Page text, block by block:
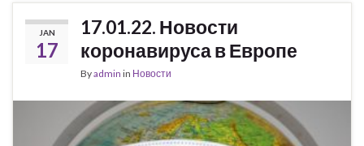
JAN
17
17.01.22. Новости
коронавируса в Европе
Byadmin in Новости